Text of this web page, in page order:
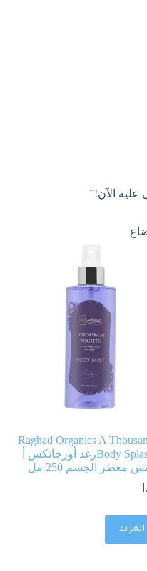
عليه الآن!”
Raghad Organics A
Body Splash 250Mlرغد أورجانكس أ
معطر الجسم 250 مل